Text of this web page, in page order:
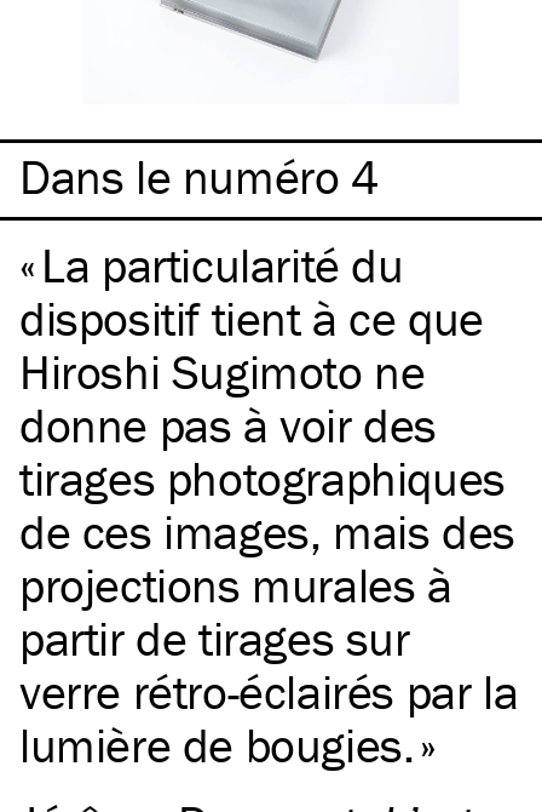
Dans le numéro 4
La particularité du
dispositif tient à ce que
Hiroshi Sugimoto ne
donne pas à voir des
tirages photographiques
de ces images, mais des
projections murales à
partir de tirages sur
verre rétro-éclairés par la
lumière de bougies.